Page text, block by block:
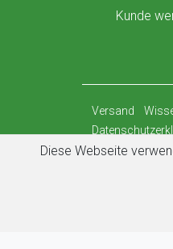
Kunde
Versand
© 2026
Diese Webseite